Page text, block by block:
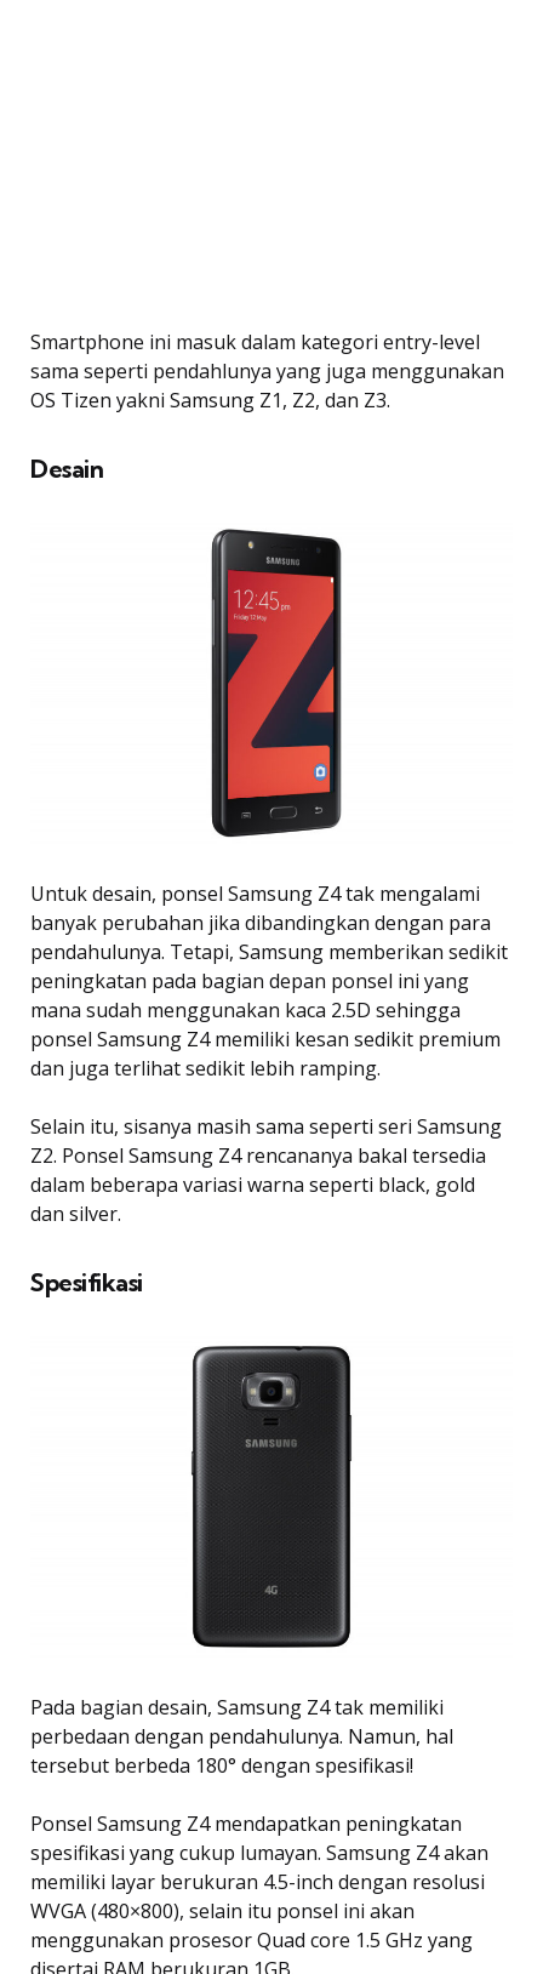
Smartphone ini masuk dalam kategori entry-level
sama seperti pendahlunya yang juga menggunakan
OS Tizen yakni Samsung Z1, Z2, dan Z3.
Desain
Untuk desain, ponsel Samsung Z4 tak mengalami
banyak perubahan jika dibandingkan dengan para
pendahulunya. Tetapi, Samsung memberikan sedikit
peningkatan pada bagian depan ponsel ini yang
mana sudah menggunakan kaca 2.5D sehingga
ponsel Samsung Z4 memiliki kesan sedikit premium
dan juga terlihat sedikit lebih ramping.
Selain itu, sisanya masih sama seperti seri Samsung
Z2. Ponsel Samsung Z4 rencananya bakal tersedia
dalam beberapa variasi warna seperti black, gold
dan silver.
Spesifikasi
Pada bagian desain, Samsung Z4 tak memiliki
perbedaan dengan pendahulunya. Namun, hal
tersebut berbeda 180° dengan spesifikasi!
Ponsel Samsung Z4 mendapatkan peningkatan
spesifikasi yang cukup lumayan. Samsung Z4 akan
memiliki layar berukuran 4.5-inch dengan resolusi
WVGA (480×800), selain itu ponsel ini akan
menggunakan prosesor Quad core 1.5 GHz yang